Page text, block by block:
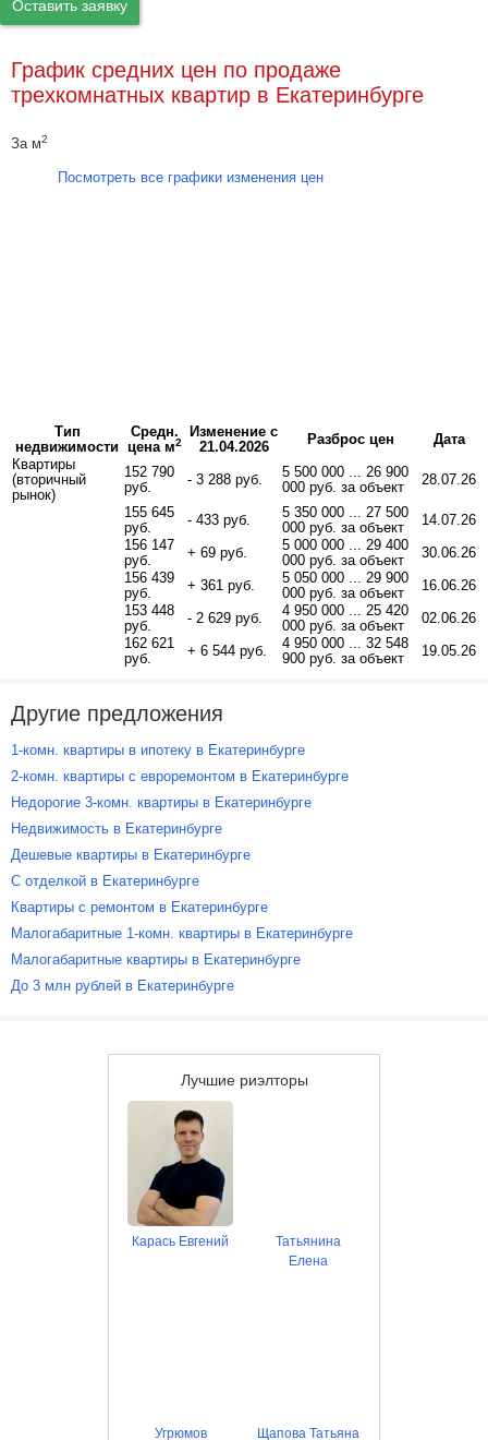
Оставить заявку
График средних цен по продаже
трехкомнатных квартир в Екатеринбурге
За м2
Посмотреть все графики изменения цен
Тип
недвижимости
Средн.
цена м2
Изменение с
21.04.2026
Разброс цен
Дата
Квартиры
(вторичный
рынок)
152 790
руб.
- 3 288 руб.
5 500 000 ... 26 900
000 руб. за объект
28.07.26
155 645
руб.
- 433 руб.
5 350 000 ... 27 500
000 руб. за объект
14.07.26
156 147
руб.
+ 69 руб.
5 000 000 ... 29 400
000 руб. за объект
30.06.26
156 439
руб.
+ 361 руб.
5 050 000 ... 29 900
000 руб. за объект
16.06.26
153 448
руб.
- 2 629 руб.
4 950 000 ... 25 420
000 руб. за объект
02.06.26
162 621
руб.
+ 6 544 руб.
4 950 000 ... 32 548
900 руб. за объект
19.05.26
Другие предложения
1-комн. квартиры в ипотеку в Екатеринбурге
2-комн. квартиры с евроремонтом в Екатеринбурге
Недорогие 3-комн. квартиры в Екатеринбурге
Недвижимость в Екатеринбурге
Дешевые квартиры в Екатеринбурге
С отделкой в Екатеринбурге
Квартиры с ремонтом в Екатеринбурге
Малогабаритные 1-комн. квартиры в Екатеринбурге
Малогабаритные квартиры в Екатеринбурге
До 3 млн рублей в Екатеринбурге
Лучшие риэлторы
Карась Евгений
Татьянина
Елена
Угрюмов
Щапова Татьяна